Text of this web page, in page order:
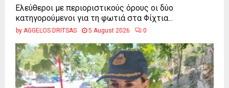
Ελεύθεροι με περιοριστικούς όρους οι δύο
κατηγορούμενοι για τη φωτιά στα Φίχτια...
by AGGELOS DRITSAS 5 August 2026 0